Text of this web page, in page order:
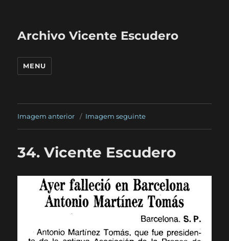
Archivo Vicente Escudero
MENU
Imagem anterior Imagem seguinte
34. Vicente Escudero